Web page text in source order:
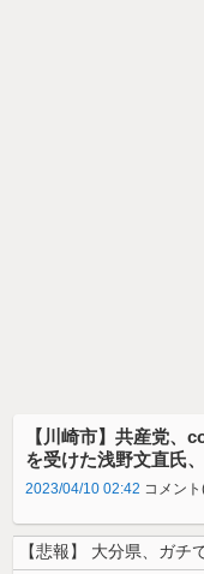
【川崎市】共産党、
を受けた浅野文直氏
2023/04/10 02:42 コメン
【悲報】 大分県、ガチ